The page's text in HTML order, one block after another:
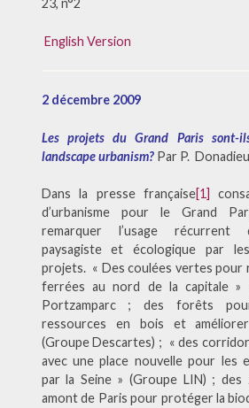
23, n°2
English Version
2 décembre 2009
Les projets du Grand Paris sont-
landscape urbanism?Par P. Donadieu
Dans la presse française[1]
d’urbanisme pour le Grand
remarquer l’usage récurrent
paysagiste et écologique par
projets. « Des coulées vertes pour
ferrées au nord de la capitale »
Portzamparc ; des forêts
ressources en bois et
(Groupe Descartes) ; « des
avec une place nouvelle pour les
par la Seine » (Groupe LIN) ; des
amont de Paris pour protéger la